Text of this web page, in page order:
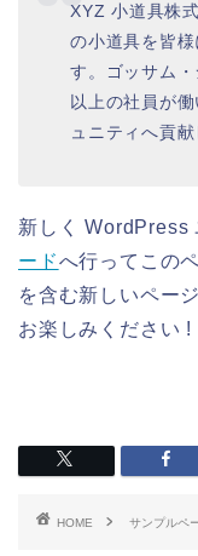
XYZ 小道具株
の小道具を皆
す。ゴッサム
以上の社員が
ュニティへ貢献
新しく WordPress
ードへ行ってこの
を含む新しいペー
お楽しみください !
HOME サンプルペ